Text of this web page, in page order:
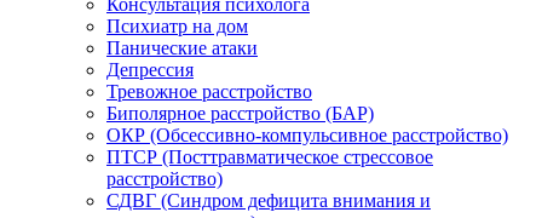
Консультация психолога
Психиатр на дом
Панические атаки
Депрессия
Тревожное расстройство
Биполярное расстройство (БАР)
ОКР (Обсессивно-компульсивное расстройство)
ПТСР (Посттравматическое стрессовое
расстройство)
СДВГ (Синдром дефицита внимания и